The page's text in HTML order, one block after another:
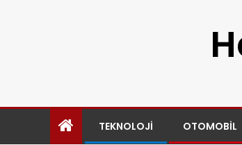
TEKNOLOJI OTOMOBIL